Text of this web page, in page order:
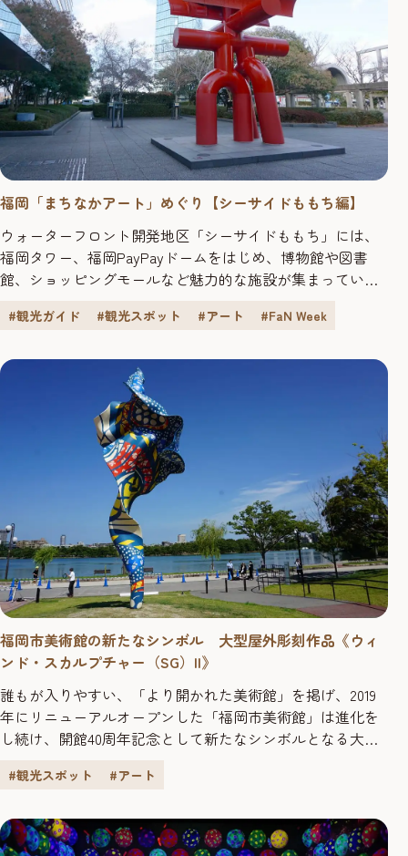
福岡「まちなかアート」めぐり【シーサイドももち編】
ウォーターフロント開発地区「シーサイドももち」には、
福岡タワー、福岡PayPayドームをはじめ、博物館や図書
館、ショッピングモールなど魅力的な施設が集まっていま
未来的でスタイリッシュな街並みが生み出され、さらに点
ら美術館のよう。ユニークな景色とともに、アート探索を
お楽しみください。 清水...
#観光ガイド #観光スポット #アート #FaN Week
福岡市美術館の新たなシンボル 大型屋外彫刻作品《ウィ
ンド・スカルプチャー（SG）II》
誰もが入りやすい、「より開かれた美術館」を掲げ、2019
年にリニューアルオープンした「福岡市美術館」は進化を
し続け、開館40周年記念として新たなシンボルとなる大型
置されました。 7月1日に、完成式典が開催され、作品が皆
チャー（SG）II》は、高さ７ｍｘ幅2.5ｍｘ奥行2ｍの大型屋
外彫刻...
#観光スポット #アート